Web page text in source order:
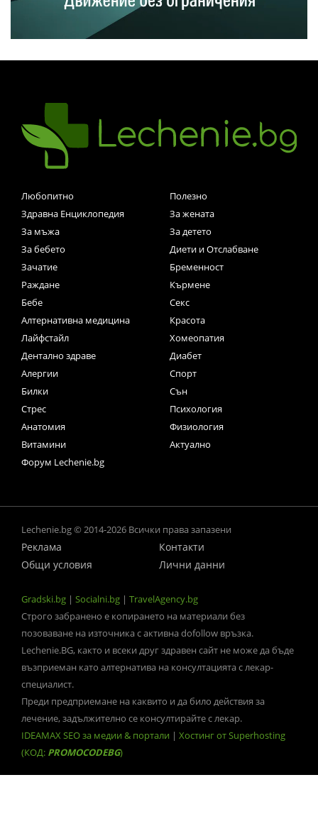
Любопитно
Полезно
Здравна Енциклопедия
За жената
За мъжа
За детето
За бебето
Диети и Отслабване
Зачатие
Бременност
Раждане
Кърмене
Бебе
Секс
Алтернативна медицина
Красота
Лайфстайл
Хомеопатия
Дентално здраве
Диабет
Алергии
Спорт
Билки
Сън
Стрес
Психология
Анатомия
Физиология
Витамини
Актуално
Форум Lechenie.bg
Lechenie.bg © 2014-2026 Всички права запазени
Реклама
Контакти
Общи условия
Лични данни
Gradski.bg | Socialni.bg | TravelAgency.bg
Строго забранено е копирането на материали без
позоваване на източника с активна dofollow връзка.
Lechenie.BG, както и всеки друг здравен сайт не може да бъде
възприеман като алтернатива на консултацията с лекар-
специалист.
Преди предприемане на каквито и да било действия за
лечение, задължително се консултирайте с лекар.
IDEAMAX SEO за медии & портали | Хостинг от Superhosting
(КОД: PROMOCODEBG)